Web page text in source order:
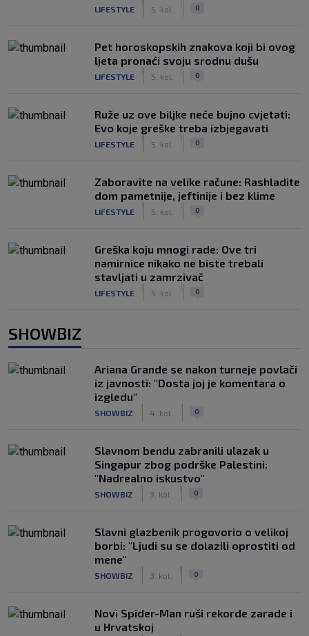
LIFESTYLE 5. kol. 0
Pet horoskopskih znakova koji bi ovog
ljeta pronaći svoju srodnu dušu
LIFESTYLE 5. kol. 0
Ruže uz ove biljke neće bujno cvjetati:
Evo koje greške treba izbjegavati
LIFESTYLE 5. kol. 0
Zaboravite na velike račune: Rashladite
dom pametnije, jeftinije i bez klime
LIFESTYLE 5. kol. 0
Greška koju mnogi rade: Ove tri
namirnice nikako ne biste trebali
stavljati u zamrzivač
LIFESTYLE 5. kol. 0
SHOWBIZ
Ariana Grande se nakon turneje povlači
iz javnosti: "Dosta joj je komentara o
izgledu"
SHOWBIZ 4. kol. 0
Slavnom bendu zabranili ulazak u
Singapur zbog podrške Palestini:
"Nadrealno iskustvo"
SHOWBIZ 3. kol. 0
Slavni glazbenik progovorio o velikoj
borbi: "Ljudi su se dolazili oprostiti od
mene"
SHOWBIZ 3. kol. 0
Novi Spider-Man ruši rekorde zarade i
u Hrvatskoj